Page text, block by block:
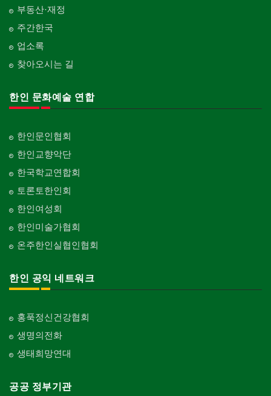
부동산·재정
주간한국
업소록
찾아오시는 길
한인 문화예술 연합
한인문인협회
한인교향악단
한국학교연합회
토론토한인회
한인여성회
한인미술가협회
온주한인실협인협회
한인 공익 네트워크
홍푹정신건강협회
생명의전화
생태희망연대
공공 정부기관